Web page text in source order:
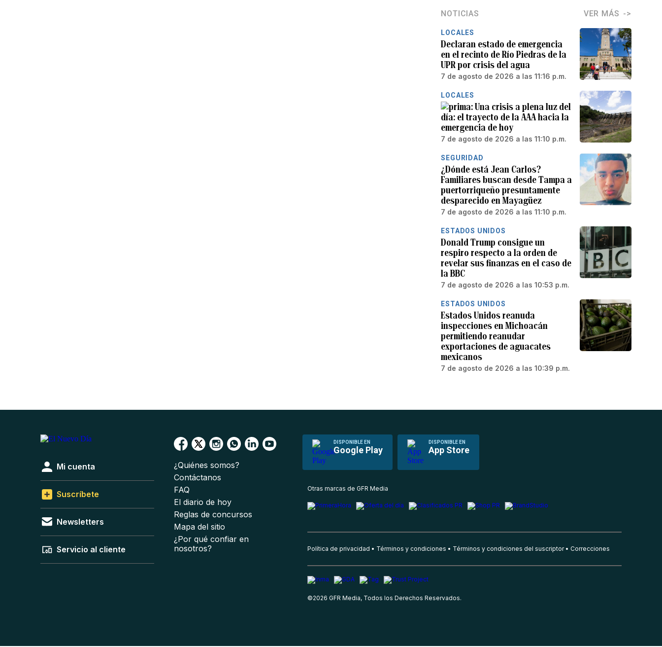
NOTICIAS VER MÁS
LOCALES
Declaran estado de emergencia
en el recinto de Río Piedras de la
UPR por crisis del agua
7 de agosto de 2026 a las 11:16 p.m.
LOCALES
Una crisis a plena luz del
día: el trayecto de la AAA hacia la
emergencia de hoy
7 de agosto de 2026 a las 11:10 p.m.
SEGURIDAD
¿Dónde está Jean Carlos?
Familiares buscan desde Tampa a
puertorriqueño presuntamente
desparecido en Mayagüez
7 de agosto de 2026 a las 11:10 p.m.
ESTADOS UNIDOS
Donald Trump consigue un
respiro respecto a la orden de
revelar sus finanzas en el caso de
la BBC
7 de agosto de 2026 a las 10:53 p.m.
ESTADOS UNIDOS
Estados Unidos reanuda
inspecciones en Michoacán
permitiendo reanudar
exportaciones de aguacates
mexicanos
7 de agosto de 2026 a las 10:39 p.m.
DISPONIBLE EN
Google Play
DISPONIBLE EN
App Store
Mi cuenta
Suscríbete
Newsletters
Servicio al cliente
¿Quiénes somos?
Contáctanos
FAQ
El diario de hoy
Reglas de concursos
Mapa del sitio
¿Por qué confiar en
nosotros?
Otras marcas de GFR Media
Política de privacidad Términos y condiciones Términos y condiciones del suscriptor Correcciones
©2026 GFR Media, Todos los Derechos Reservados.